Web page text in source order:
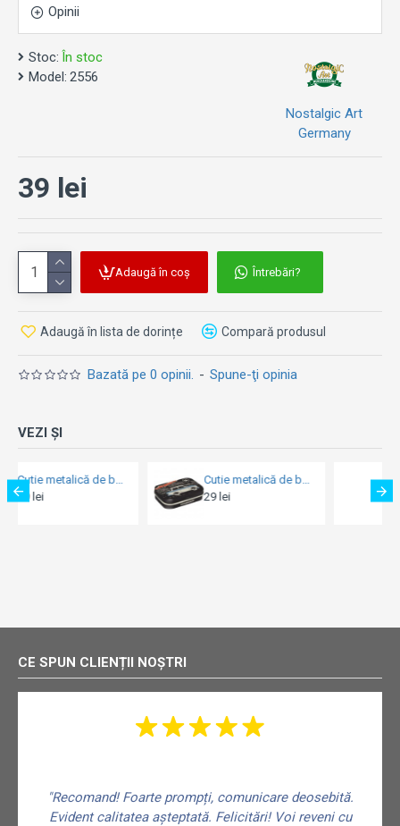
Opinii
Stoc: În stoc
Model: 2556
Nostalgic Art
Germany
Bazată pe 0 opinii. - Spune-ţi opinia
39 lei
Adaugă în coș Întrebări?
Adaugă în lista de dorințe Compară produsul
VEZI ȘI
Cutie metalică de buzunar - Trabant - Berlin Black
29 lei
Cutie metalică de buzunar - Fiat - Drivers Only - Doar pentru Soferi de Fiat
29 lei
29
CE SPUN CLIENȚII NOȘTRI
"Recomand! Foarte prompți, comunicare deosebită.
Evident calitatea așteptată. Felicitări! Voi reveni cu